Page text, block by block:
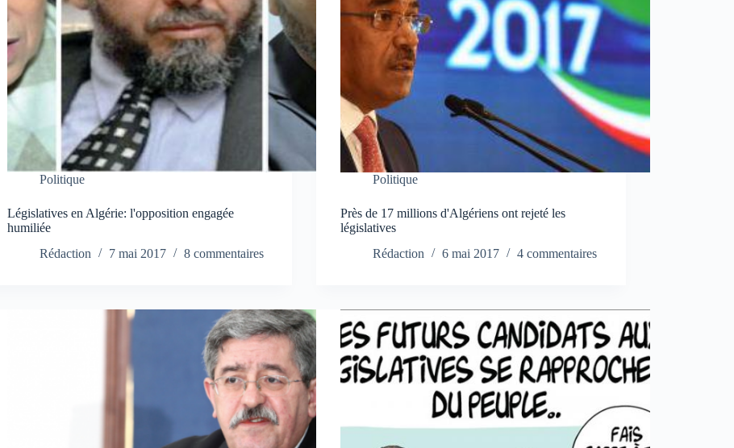
Politique
Législatives en Algérie: l'opposition engagée
humiliée
Rédaction
7 mai 2017 8 commentaires
Politique
Près de 17 millions d'Algériens ont rejeté les
législatives
Rédaction
6 mai 2017 4 commentaires